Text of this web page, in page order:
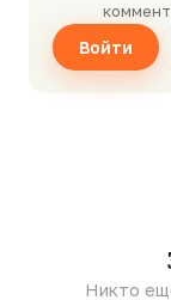
Войти
Никто